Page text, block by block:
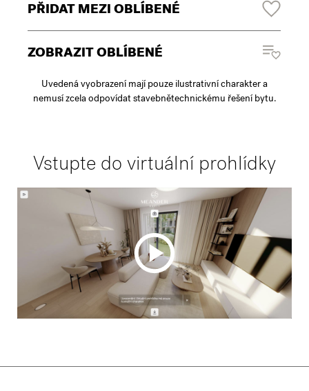
PŘIDAT MEZI OBLÍBENÉ
ZOBRAZIT OBLÍBENÉ
Uvedená vyobrazení mají pouze ilustrativní charakter a
nemusí zcela odpovídat stavebnětechnickému řešení bytu.
Vstupte do virtuální prohlídky